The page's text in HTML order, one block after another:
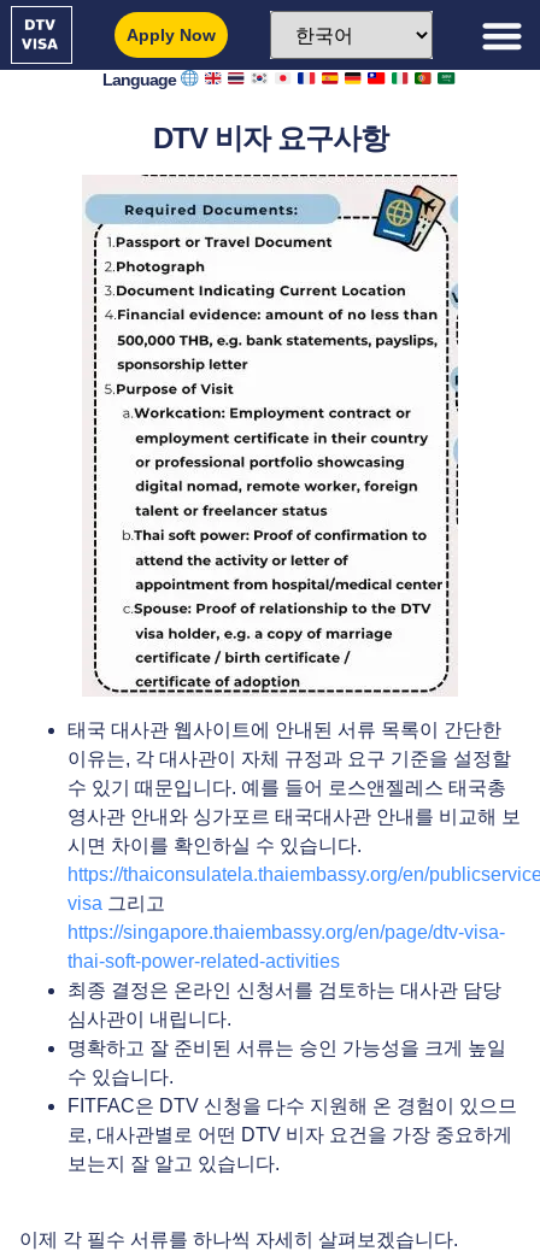
Apply Now
Language
DTV 비자 요구사항
태국 대사관 웹사이트에 안내된 서류 목록이 간단한
이유는, 각 대사관이 자체 규정과 요구 기준을 설정할
수 있기 때문입니다. 예를 들어 로스앤젤레스 태국총
영사관 안내와 싱가포르 태국대사관 안내를 비교해 보
시면 차이를 확인하실 수 있습니다.
https://thaiconsulatela.thaiembassy.org/en/
visa 그리고
https://singapore.thaiembassy.org/en/page/dtv-visa-
thai-soft-power-related-activities
최종 결정은 온라인 신청서를 검토하는 대사관 담당
심사관이 내립니다.
명확하고 잘 준비된 서류는 승인 가능성을 크게 높일
수 있습니다.
FITFAC은 DTV 신청을 다수 지원해 온 경험이 있으므
로, 대사관별로 어떤 DTV 비자 요건을 가장 중요하게
보는지 잘 알고 있습니다.
이제 각 필수 서류를 하나씩 자세히 살펴보겠습니다.